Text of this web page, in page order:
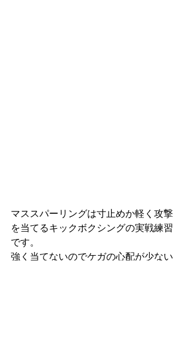
マススパーリングは寸止めか軽く攻撃
を当てるキックボクシングの実戦練習
です。
強く当てないのでケガの心配が少ない